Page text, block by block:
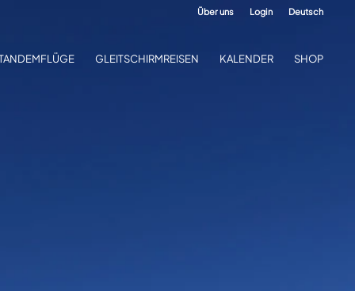
Über uns Login Deutsch
GLEITSCHIRMREISEN KALENDER SHOP